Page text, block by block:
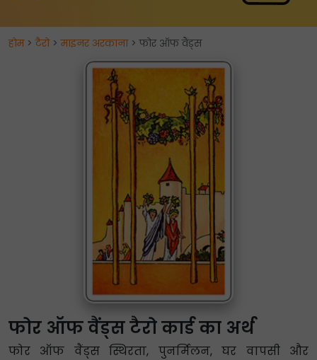
होम>टैरो>माइनर अरकाना> फोर ऑफ वैंड्स
फोर ऑफ वैंड्स टैरो कार्ड का अर्थ
फोर ऑफ वैंड्स स्थिरता, पुनर्मिलन, घर वापसी और